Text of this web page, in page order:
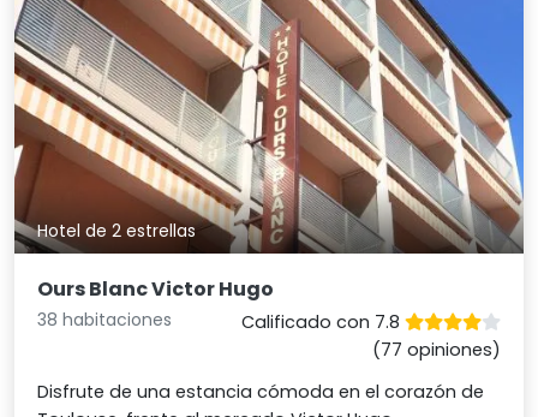
Hotel de 2 estrellas
Ours Blanc Victor Hugo
38 habitaciones
Calificado con 7.8
(77 opiniones)
Disfrute de una estancia cómoda en el corazón de